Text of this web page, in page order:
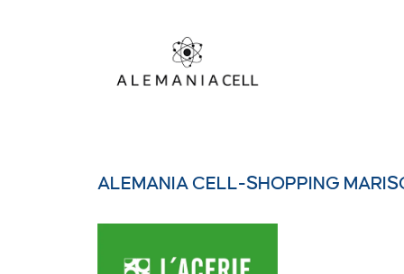
ALEMANIA CELL-SHOPPING